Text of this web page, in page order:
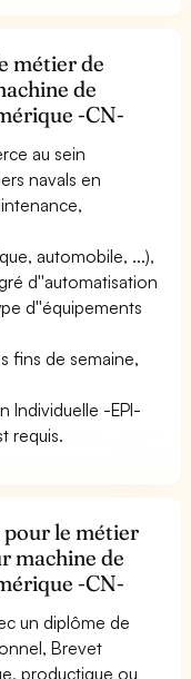
métier de
de
-CN-
au sein
navals en
automobile, ...),
d''automatisation
d''équipements
fins de semaine,
Individuelle -EPI-
requis.
le métier
machine de
-CN-
un diplôme de
Brevet
productique ou